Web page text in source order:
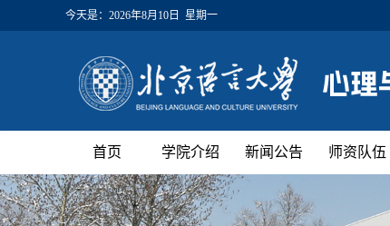
今天是： 2026年8月10日 星期一
首页 学院介绍 新闻公告 师资队伍